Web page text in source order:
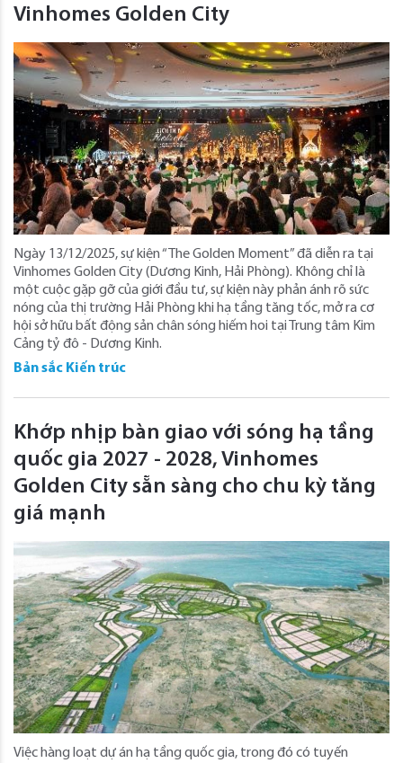
Vinhomes Golden City
Ngày 13/12/2025, sự kiện “The Golden Moment” đã diễn ra tại
Vinhomes Golden City (Dương Kinh, Hải Phòng). Không chỉ là
một cuộc gặp gỡ của giới đầu tư, sự kiện này phản ánh rõ sức
nóng của thị trường Hải Phòng khi hạ tầng tăng tốc, mở ra cơ
hội sở hữu bất động sản chân sóng hiếm hoi tại Trung tâm Kim
Cảng tỷ đô - Dương Kinh.
Bản sắc Kiến trúc
Khớp nhịp bàn giao với sóng hạ tầng
quốc gia 2027 - 2028, Vinhomes
Golden City sẵn sàng cho chu kỳ tăng
giá mạnh
Việc hàng loạt dự án hạ tầng quốc gia, trong đó có tuyến